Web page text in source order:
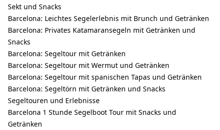
Sekt und Snacks
Barcelona: Leichtes Segelerlebnis mit Brunch und Getränken
Barcelona: Privates Katamaransegeln mit Getränken und
Snacks
Barcelona: Segeltour mit Getränken
Barcelona: Segeltour mit Wermut und Getränken
Barcelona: Segeltour mit spanischen Tapas und Getränken
Barcelona: Segeltörn mit Getränken und Snacks
Segeltouren und Erlebnisse
Barcelona 1 Stunde Segelboot Tour mit Snacks und
Getränken